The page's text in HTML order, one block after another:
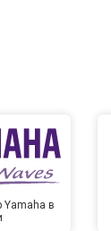
Yamaha в